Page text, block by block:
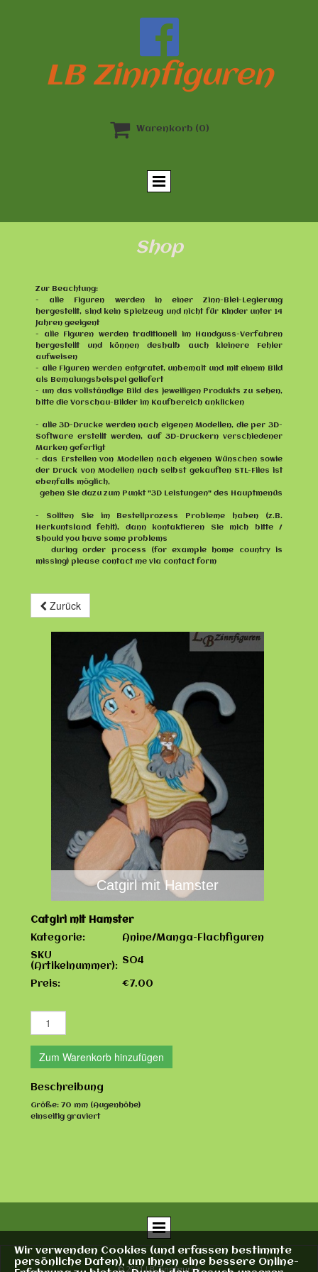

LB Zinnfiguren
 Warenkorb (0)
Shop
Zur Beachtung:
- alle Figuren werden in einer Zinn-Blei-Legierung
hergestellt, sind kein Spielzeug und nicht für Kinder unter 14
Jahren geeigent
- alle Figuren werden traditionell im Handguss-Verfahren
hergestellt und können deshalb auch kleinere Fehler
aufweisen
- alle Figuren werden entgratet, unbemalt und mit einem Bild
als Bemalungsbeispel geliefert
- um das vollständige Bild des jeweiligen Produkts zu sehen,
bitte die Vorschau-Bilder im Kaufbereich anklicken
- alle 3D-Drucke werden nach eigenen Modellen, die per 3D-
Software erstellt werden, auf 3D-Druckern verschiedener
Marken gefertigt
- das Erstellen von Modellen nach eigenen Wünschen sowie
der Druck von Modellen nach selbst gekauften STL-Files ist
ebenfalls möglich,
gehen Sie dazu zum Punkt "3D Leistungen" des Hauptmenüs
- Sollten Sie im Bestellprozess Probleme haben (z.B.
Herkuntsland fehlt), dann kontaktieren Sie mich bitte /
Should you have some problems
during order process (for example home country is
missing) please contact me via contact form
Zurück
Catgirl mit Hamster
Catgirl mit Hamster
Kategorie:
Anine/Manga-Flachfiguren
SKU
(Artikelnummer):
SO4
Preis: €7.00
Zum Warenkorb hinzufügen
Beschreibung
Größe: 70 mm (Augenhöhe)
einseitig graviert
© 2021 LB Zinnfiguren
Wir verwenden Cookies (und erfassen bestimmte
persönliche Daten), um Ihnen eine bessere Online-